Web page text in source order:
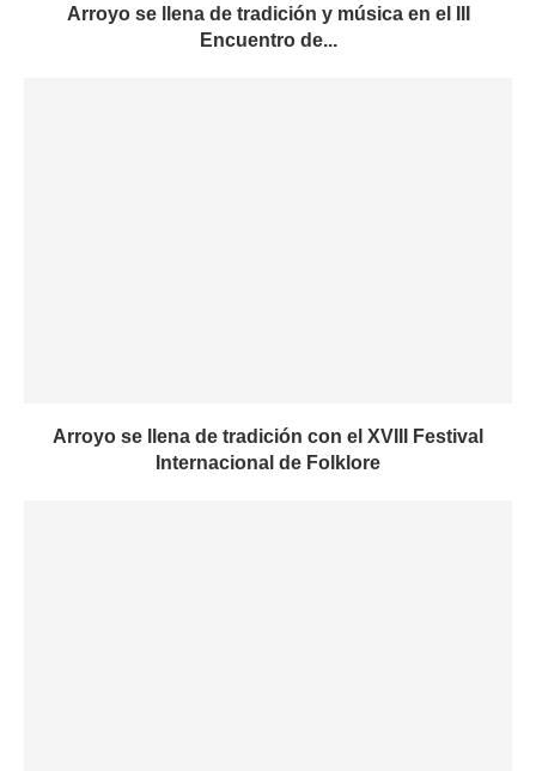
Arroyo se llena de tradición y música en el III
Encuentro de...
Arroyo se llena de tradición con el XVIII Festival
Internacional de Folklore